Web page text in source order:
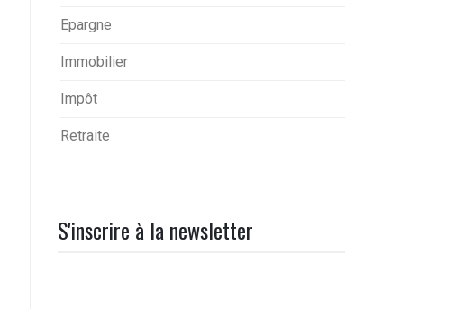
Epargne
Immobilier
Impôt
Retraite
S'inscrire à la newsletter